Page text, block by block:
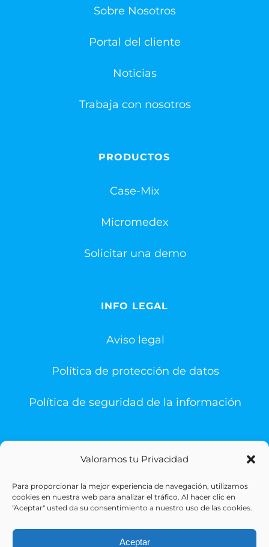
Valoramos tu Privacidad
Para proporcionar la mejor experiencia de navegación, utilizamos
cookies en nuestra web para analizar el tráfico. Al hacer clic en
"Aceptar" usted da su consentimiento a nuestro uso de las cookies.
Aceptar
Sobre Nosotros
Portal del cliente
Noticias
Trabaja con nosotros
PRODUCTOS
Case-Mix
Micromedex
Solicitar una demo
INFO LEGAL
Aviso legal
Política de protección de datos
Política de seguridad de la información
© Copyright 1993 -2026 | Sigesa Sistemas de Gestión
Sanitaria | All Rights Reserved